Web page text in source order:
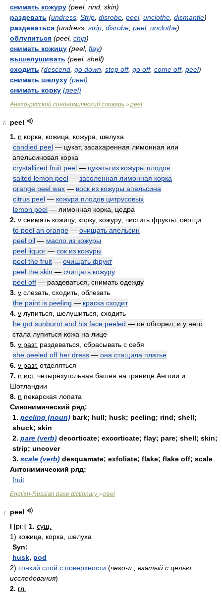
снимать кожуру (peel, rind, skin)
раздевать (undress Strip disrobe peel, unclothe dismantle)
раздеваться (undress, strip disrobe peel, unclothe)
облупиться (peel, chip)
снимать кожицу (peel, flay)
вышелушивать (peel, shell)
сходить (descend go down step off, go off, come off, peel)
снимать шелуху (peel)
снимать корку (peel)
Англо-русский синонимический словарь > peel
6
peel
1. n корка, кожица, кожура, шелуха
candied peel — цукат, засахаренная лимонная или
апельсиновая корка
crystallized fruit peel — цукаты из кожуры плодов
salted lemon peel — засоленная лимонная корка
orange peel wax — воск из кожуры апельсина
citrus peel — кожура плодов цитрусовых
lemon peel — лимонная корка, цедра
2. v снимать кожицу, корку, кожуру; чистить фрукты, овощи
to peel an orange — очищать апельсин
peel oil — масло из кожуры
peel liquor — сок из кожуры
peel the fruit — очищать фрукт
peel the skin — счищать кожуру
peel off — раздеваться, снимать одежду
3. v слезать, сходить, облезать
the paint is peeling — краска сходит
4. v лупиться, шелушиться, сходить
he got sunburnt and his face peeled — он обгорел, и у него
стала лупиться кожа на лице
5. v разг. раздеваться, сбрасывать с себя
she peeled off her dress — она стащила платье
6. v разг. отделяться
7. n ист. четырёхугольная башня на границе Англии и
Шотландии
8. n пекарская лопата
Синонимический ряд:
1. peeling (noun) bark; hull; husk; peeling; rind; shell;
shuck; skin
2. pare (verb) decorticate; excorticate; flay; pare; shell; skin;
strip; uncover
3. scale (verb) desquamate; exfoliate; flake; flake off; scale
Антонимический ряд:
fruit
English-Russian base dictionary> peel
7
peel
I [piːl] 1. сущ.
1) кожица, корка, шелуха
Syn:
husk, pod
2) тонкий слой с поверхности (чего-л., взятый с целью
исследования)
2. гл.